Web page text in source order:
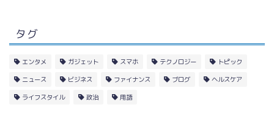
タグ
エンタメ ガジェット スマホ テクノロジー トピック
ニュース ビジネス ファイナンス ブログ ヘルスケア
ライフスタイル 政治 用語